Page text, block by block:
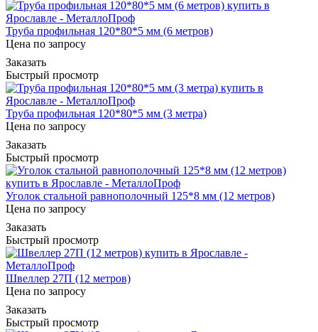
Труба профильная 120*80*5 мм (6 метров)
Цена по запросу
Заказать
Быстрый просмотр
Труба профильная 120*80*5 мм (3 метра)
Цена по запросу
Заказать
Быстрый просмотр
Уголок стальной равнополочный 125*8 мм (12 метров)
Цена по запросу
Заказать
Быстрый просмотр
Швеллер 27П (12 метров)
Цена по запросу
Заказать
Быстрый просмотр